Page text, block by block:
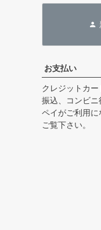
お支払い
クレジットカ
振込、コンビ
ペイがご利用
ご覧下さい。